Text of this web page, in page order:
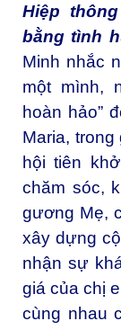
Hiệp
bằng tình
Minh nhắc
một mình,
hoàn hảo”
Maria,
hội tiên
chăm sóc,
gương Mẹ,
xây dựng
nhận sự
giá của chị
cùng nhau